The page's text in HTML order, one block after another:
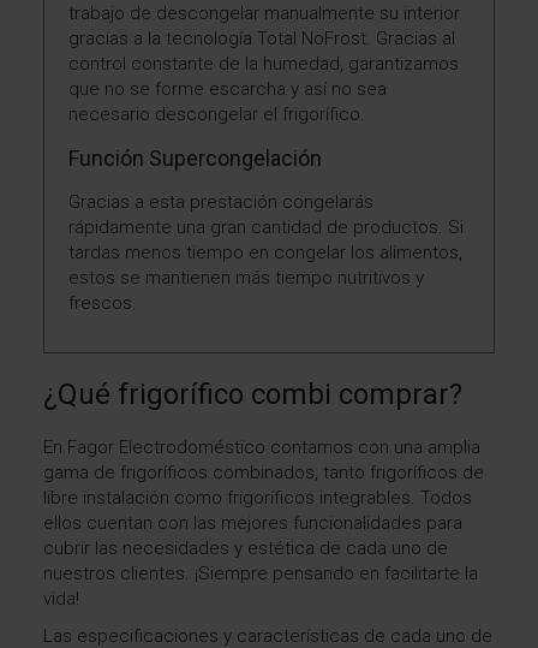
trabajo de descongelar manualmente su interior
gracias a la tecnología Total NoFrost. Gracias al
control constante de la humedad, garantizamos
que no se forme escarcha y así no sea
necesario descongelar el frigorífico.
Función Supercongelación
Gracias a esta prestación congelarás
rápidamente una gran cantidad de productos. Si
tardas menos tiempo en congelar los alimentos,
estos se mantienen más tiempo nutritivos y
frescos.
¿Qué frigorífico combi comprar?
En Fagor Electrodoméstico contamos con una amplia
gama de frigoríficos combinados, tanto frigoríficos de
libre instalación como frigoríficos integrables. Todos
ellos cuentan con las mejores funcionalidades para
cubrir las necesidades y estética de cada uno de
nuestros clientes. ¡Siempre pensando en facilitarte la
vida!
Las especificaciones y características de cada uno de